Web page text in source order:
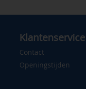
Klantenservice
Contact
Openingstijden